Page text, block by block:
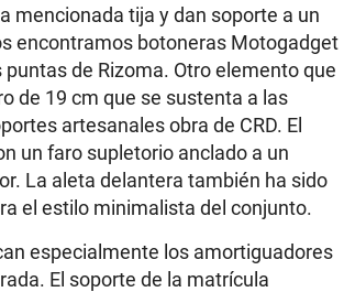
mencionada tija y dan soporte a un
encontramos botoneras Motogadget
de Rizoma. Otro elemento que
de 19 cm que se sustenta a las
artesanales obra de CRD. El
un faro supletorio anclado a un
La aleta delantera también ha sido
el estilo minimalista del conjunto.
especialmente los amortiguadores
El soporte de la matrícula